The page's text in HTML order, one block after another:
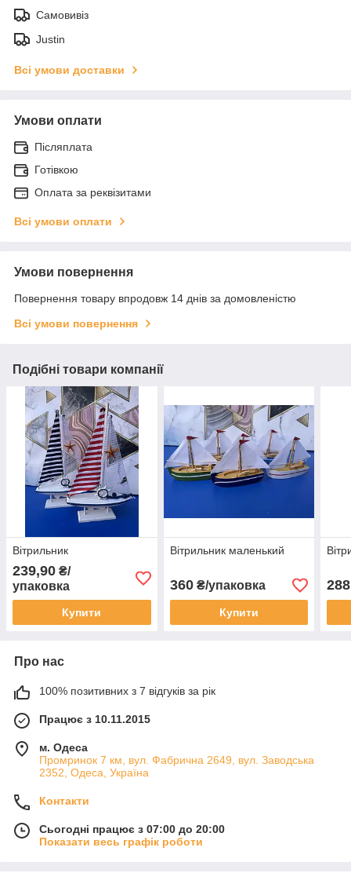
Самовивіз
Justin
Всі умови доставки
Умови оплати
Післяплата
Готівкою
Оплата за реквізитами
Всі умови оплати
Умови повернення
Повернення товару впродовж 14 днів за домовленістю
Всі умови повернення
Подібні товари компанії
Вітрильник
239,90 ₴/
упаковка
Купити
Вітрильник маленький
360₴/упаковка
Купити
288
Про нас
100% позитивних з 7 відгуків за рік
Працює з 10.11.2015
м. Одеса
Промринок 7 км, вул. Фабрична 2649, вул. Заводська
2352, Одеса, Україна
Контакти
Сьогодні працює з 07:00 до 20:00
Показати весь графік роботи